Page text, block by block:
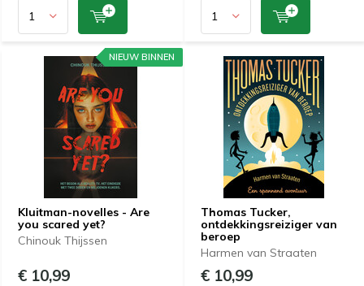
NIEUW BINNEN
Kluitman-novelles - Are
you scared yet?
Chinouk Thijssen
€ 10,99
Thomas Tucker,
ontdekkingsreiziger van
beroep
Harmen van Straaten
€ 10,99